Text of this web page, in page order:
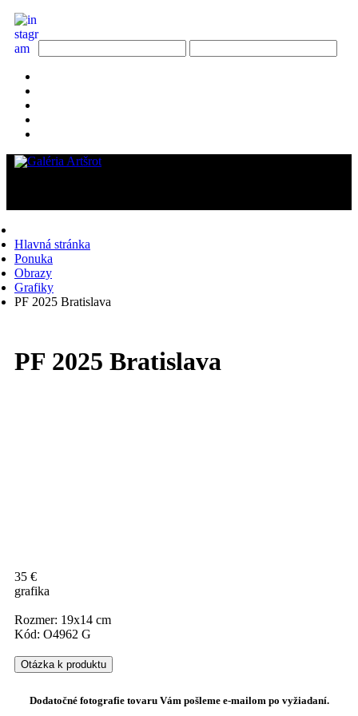
Hlavná stránka
Ponuka
Obrazy
Grafiky
PF 2025 Bratislava
PF 2025 Bratislava
35 €
grafika
Rozmer: 19x14 cm
Kód: O4962 G
Otázka k produktu
Dodatočné fotografie tovaru Vám pošleme e-mailom po vyžiadaní.